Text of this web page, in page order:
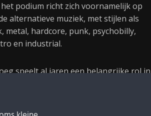
podium richt zich voornamelijk op
alternatieve muziek, met stijlen als
metal, hardcore, punk, psychobilly,
en industrial.
speelt al jaren een belangrijke rol in